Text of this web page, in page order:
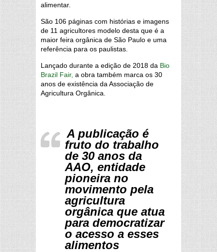
alimentar.
São 106 páginas com histórias e imagens
de 11 agricultores modelo desta que é a
maior feira orgânica de São Paulo e uma
referência para os paulistas.
Lançado durante a edição de 2018 da Bio
Brazil Fair, a obra também marca os 30
anos de existência da Associação de
Agricultura Orgânica.
A publicação é
fruto do trabalho
de 30 anos da
AAO, entidade
pioneira no
movimento pela
agricultura
orgânica que atua
para democratizar
o acesso a esses
alimentos